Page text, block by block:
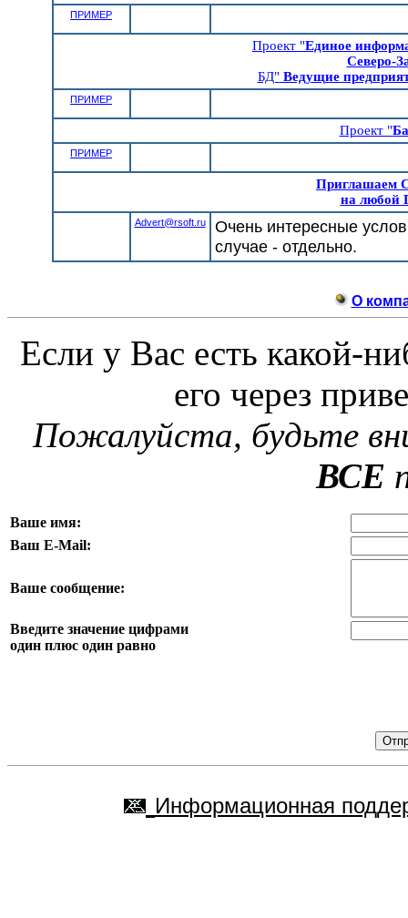
ПРИМЕР
Проект "Единое
Северо-
БД"Ведущие
ПРИМЕР
Проект "
ПРИМЕР
Приглашаем
на любой
Advert@rsoft.ru
Очень интересные
случае - отдельно.
O
Если у Вас есть какой-
его через
Пожалуйста, будьте
ВСЕ
Ваше имя:
Ваш E-Mail:
Ваше сообщение:
Введите значение цифрами
один плюс один равно
Информационная